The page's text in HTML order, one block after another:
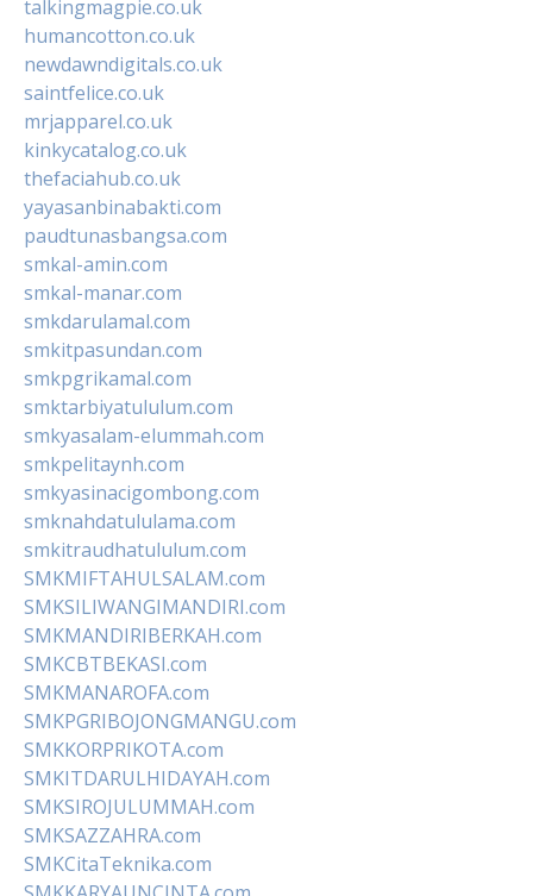
talkingmagpie.co.uk
humancotton.co.uk
newdawndigitals.co.uk
saintfelice.co.uk
mrjapparel.co.uk
kinkycatalog.co.uk
thefaciahub.co.uk
yayasanbinabakti.com
paudtunasbangsa.com
smkal-amin.com
smkal-manar.com
smkdarulamal.com
smkitpasundan.com
smkpgrikamal.com
smktarbiyatululum.com
smkyasalam-elummah.com
smkpelitaynh.com
smkyasinacigombong.com
smknahdatululama.com
smkitraudhatululum.com
SMKMIFTAHULSALAM.com
SMKSILIWANGIMANDIRI.com
SMKMANDIRIBERKAH.com
SMKCBTBEKASI.com
SMKMANAROFA.com
SMKPGRIBOJONGMANGU.com
SMKKORPRIKOTA.com
SMKITDARULHIDAYAH.com
SMKSIROJULUMMAH.com
SMKSAZZAHRA.com
SMKCitaTeknika.com